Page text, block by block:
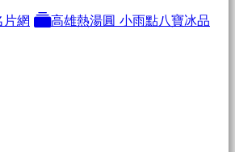
網
高雄熱湯圓 小雨點八寶冰品